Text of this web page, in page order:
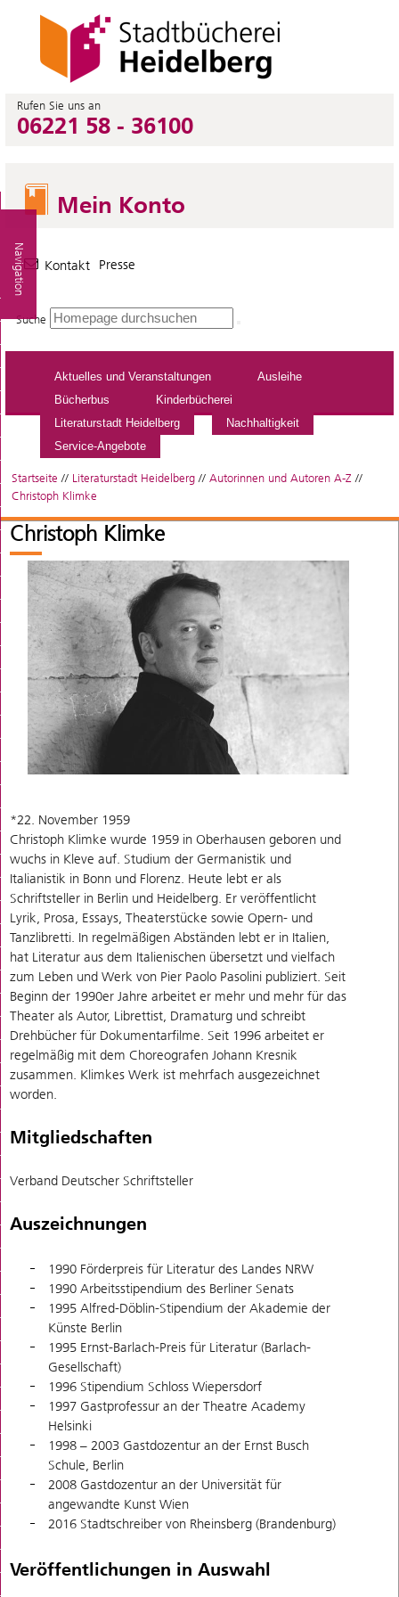
Rufen Sie uns an
06221 58 - 36100
Mein Konto
Kontakt Presse
Suche
Aktuelles und Veranstaltungen
Ausleihe
Bücherbus
Kinderbücherei
Literaturstadt Heidelberg
Nachhaltigkeit
Service-Angebote
Startseite // Literaturstadt Heidelberg // Autorinnen und Autoren A-Z //
Christoph Klimke
Navigation
Christoph Klimke
*22. November 1959
Christoph Klimke wurde 1959 in Oberhausen geboren und
wuchs in Kleve auf. Studium der Germanistik und
Italianistik in Bonn und Florenz. Heute lebt er als
Schriftsteller in Berlin und Heidelberg. Er veröffentlicht
Lyrik, Prosa, Essays, Theaterstücke sowie Opern- und
Tanzlibretti. In regelmäßigen Abständen lebt er in Italien,
hat Literatur aus dem Italienischen übersetzt und vielfach
zum Leben und Werk von Pier Paolo Pasolini publiziert. Seit
Beginn der 1990er Jahre arbeitet er mehr und mehr für das
Theater als Autor, Librettist, Dramaturg und schreibt
Drehbücher für Dokumentarfilme. Seit 1996 arbeitet er
regelmäßig mit dem Choreografen Johann Kresnik
zusammen. Klimkes Werk ist mehrfach ausgezeichnet
worden.
Mitgliedschaften
Verband Deutscher Schriftsteller
Auszeichnungen
1990 Förderpreis für Literatur des Landes NRW
1990 Arbeitsstipendium des Berliner Senats
1995 Alfred-Döblin-Stipendium der Akademie der
Künste Berlin
1995 Ernst-Barlach-Preis für Literatur (Barlach-
Gesellschaft)
1996 Stipendium Schloss Wiepersdorf
1997 Gastprofessur an der Theatre Academy
Helsinki
1998 – 2003 Gastdozentur an der Ernst Busch
Schule, Berlin
2008 Gastdozentur an der Universität für
angewandte Kunst Wien
2016 Stadtschreiber von Rheinsberg (Brandenburg)
Veröffentlichungen in Auswahl